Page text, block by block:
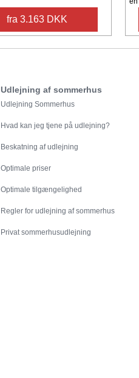
fra 3.163 DKK
Udlejning af sommerhus
Udlejning Sommerhus
Hvad kan jeg tjene på udlejning?
Beskatning af udlejning
Optimale priser
Optimale tilgængelighed
Regler for udlejning af sommerhus
Privat sommerhusudlejning